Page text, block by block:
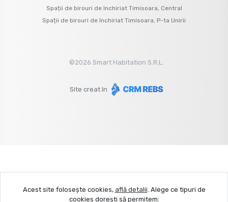
Spații de birouri de închiriat Timisoara, Central
Spații de birouri de închiriat Timisoara, P-ta Unirii
©2026 Smart Habitation S.R.L.
Site creat în
Acest site folosește cookies, află detalii. Alege ce tipuri de
cookies dorești să permitem: